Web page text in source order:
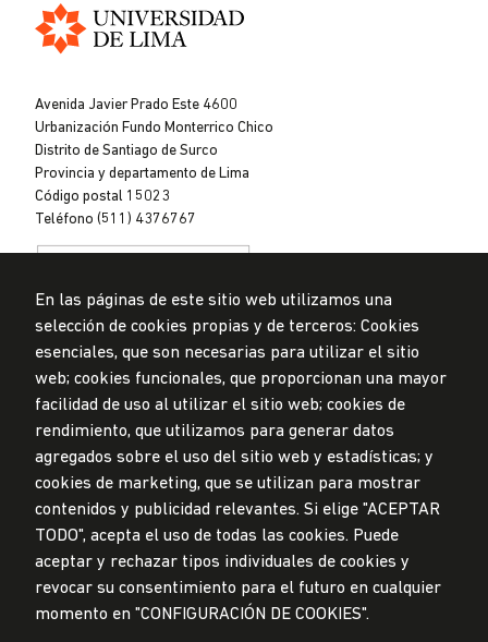
de
Lima
Avenida Javier Prado Este 4600
Urbanización Fundo Monterrico Chico
Distrito de Santiago de Surco
Provincia y departamento de Lima
Código postal 15023
Teléfono (511) 4376767
Privacidad de datos personales
Mesa de partes
© Universidad de Lima, 2024
Todos los derechos reservados
Diseñado porPartners
LA UNIVERSIDAD DE LIMA ES MIEMBRO DE
En las páginas de este sitio web utilizamos una
selección de cookies propias y de terceros: Cookies
esenciales, que son necesarias para utilizar el sitio
web; cookies funcionales, que proporcionan una mayor
facilidad de uso al utilizar el sitio web; cookies de
rendimiento, que utilizamos para generar datos
agregados sobre el uso del sitio web y estadísticas; y
cookies de marketing, que se utilizan para mostrar
contenidos y publicidad relevantes. Si elige "ACEPTAR
TODO", acepta el uso de todas las cookies. Puede
aceptar y rechazar tipos individuales de cookies y
revocar su consentimiento para el futuro en cualquier
momento en "CONFIGURACIÓN DE COOKIES".